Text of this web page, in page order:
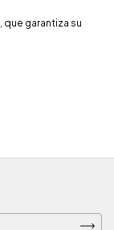
, que garantiza su